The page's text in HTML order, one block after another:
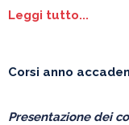
Leggi tutto...
Corsi anno
Presentazione dei